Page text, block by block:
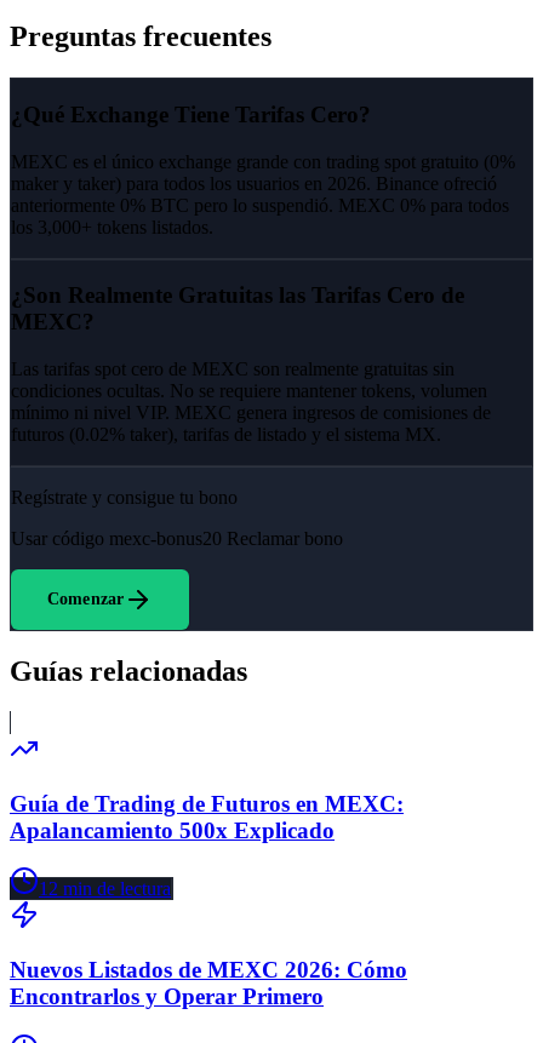
Preguntas frecuentes
¿Qué Exchange Tiene Tarifas Cero?
MEXC es el único exchange grande con trading spot gratuito (0%
maker y taker) para todos los usuarios en 2026. Binance ofreció
anteriormente 0% BTC pero lo suspendió. MEXC 0% para todos
los 3,000+ tokens listados.
¿Son Realmente Gratuitas las Tarifas Cero de
MEXC?
Las tarifas spot cero de MEXC son realmente gratuitas sin
condiciones ocultas. No se requiere mantener tokens, volumen
mínimo ni nivel VIP. MEXC genera ingresos de comisiones de
futuros (0.02% taker), tarifas de listado y el sistema MX.
Regístrate y consigue tu bono
Usar código mexc-bonus20 Reclamar bono
Comenzar
Guías relacionadas
Guía de Trading de Futuros en MEXC:
Apalancamiento 500x Explicado
12 min de lectura
Nuevos Listados de MEXC 2026: Cómo
Encontrarlos y Operar Primero